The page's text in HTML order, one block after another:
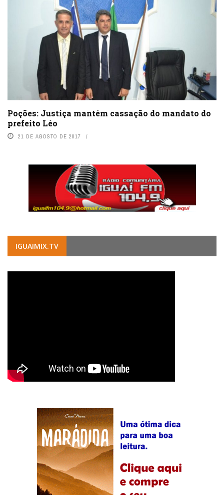
Poções: Justiça mantém cassação do mandato do
prefeito Léo
21 DE AGOSTO DE 2017
IGUAIMIX.TV